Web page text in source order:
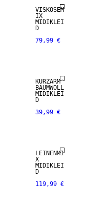
VISKOSEM
IX
MIDIKLEI
D
79,99 €
KURZARM
BAUMWOLL
MIDIKLEI
D
39,99 €
LEINENMI
X
MIDIKLEI
D
119,99 €